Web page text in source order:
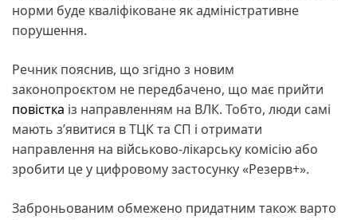
норми буде кваліфіковане як адміністративне
порушення.
Речник пояснив, що згідно з новим
законопроєктом не передбачено, що має прийти
повістка із направленням на ВЛК. Тобто, люди самі
мають з’явитися в ТЦК та СП і отримати
направлення на військово-лікарську комісію або
зробити це у цифровому застосунку «Резерв+».
Заброньованим обмежено придатним також варто